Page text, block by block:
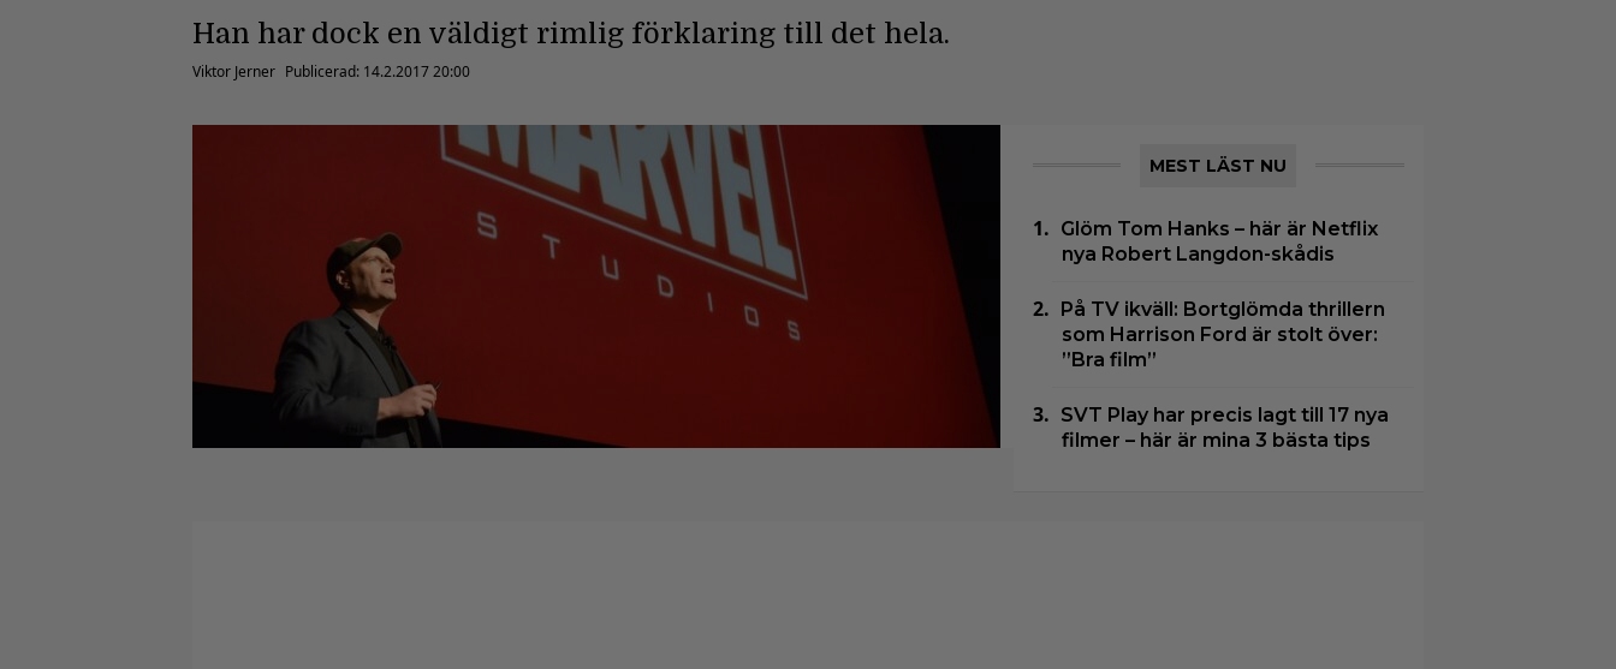
Han har dock en väldigt rimlig förklaring till det hela.
Viktor Jerner Publicerad: 14.2.2017 20:00
MEST LÄST NU
Glöm Tom Hanks – här är Netflix
nya Robert Langdon-skådis
På TV ikväll: Bortglömda thrillern
som Harrison Ford är stolt över:
”Bra film”
SVT Play har precis lagt till 17 nya
filmer – här är mina 3 bästa tips